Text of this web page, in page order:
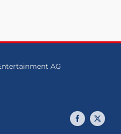
AG